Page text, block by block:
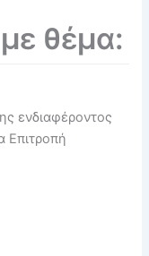
θέμα:
ενδιαφέροντος
Επιτροπή